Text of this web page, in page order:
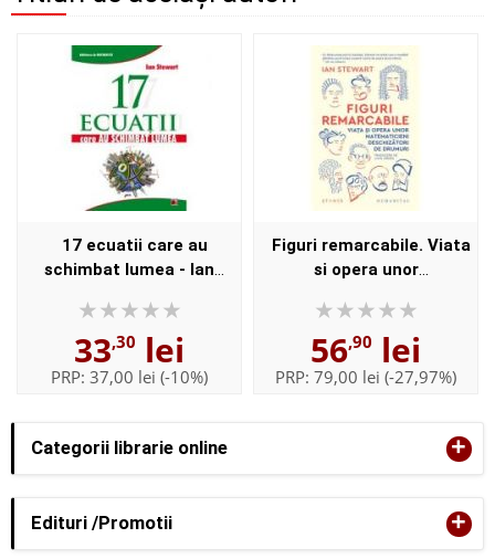
Categorii librarie online +
Edituri /Promotii +
17 ecuatii care au
schimbat lumea - Ian
33,30 lei
PRP: 37,00 lei (-10%)
Figuri remarcabile. Viata
si opera unor
deschizatori de drumuri -
Ian Stewart
56,90 lei
PRP: 79,00 lei (-27,97%)